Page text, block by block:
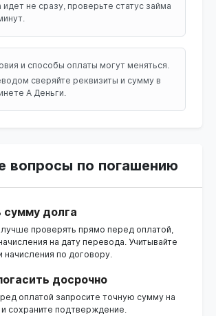
идет не сразу, проверьте статус займа
и способы оплаты могут меняться.
сверяйте реквизиты и сумму в
А Деньги.
вопросы по погашению
сумму долга
проверять прямо перед оплатой,
на дату перевода. Учитывайте
начисления по договору.
досрочно
оплатой запросите точную сумму на
сохраните подтверждение.